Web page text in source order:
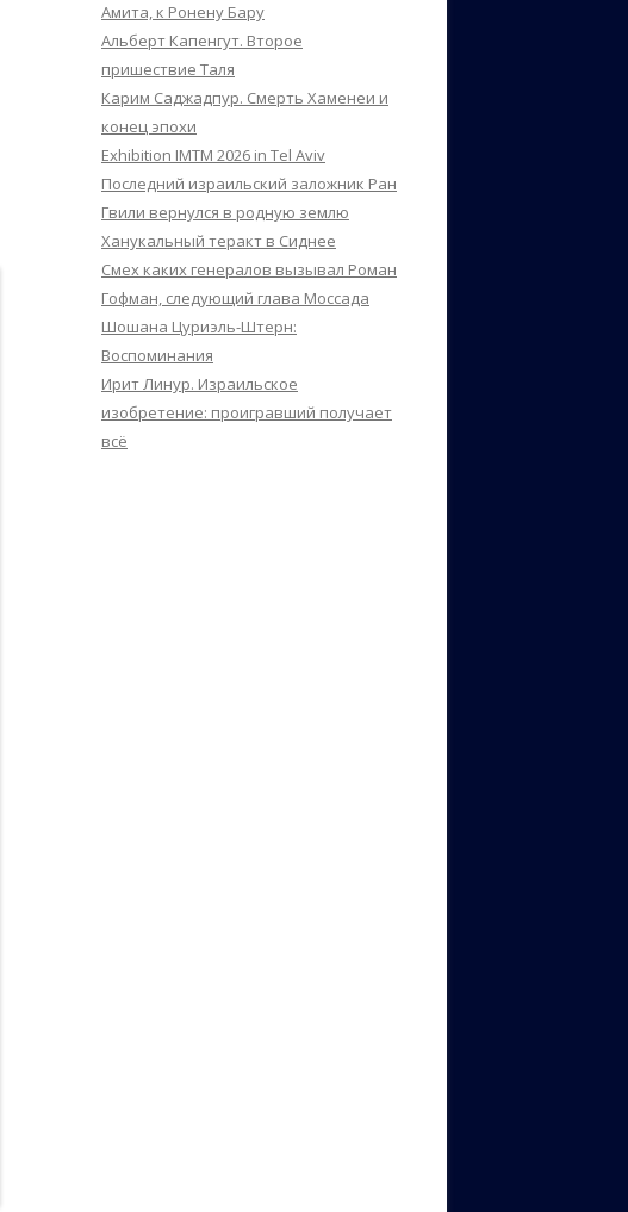
Амита, к Ронену Бару
Альберт Капенгут. Второе
пришествие Таля
Карим Саджадпур. Смерть Хаменеи и
конец эпохи
Exhibition IMTM 2026 in Tel Aviv
Последний израильский заложник Ран
Гвили вернулся в родную землю
Ханукальный теракт в Сиднее
Смех каких генералов вызывал Роман
Гофман, следующий глава Моссада
Шошана Цуриэль-Штерн:
Воспоминания
Ирит Линур. Израильское
изобретение: проигравший получает
всё